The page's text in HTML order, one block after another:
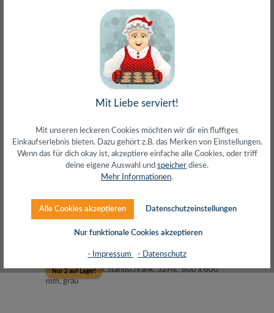
19" Server Standschrank, 42HE 800x1000 mm,
Regulärer Preis:
1.307,23 €
Nur 2 auf Lager!
Mit Liebe serviert!
Mit unseren leckeren Cookies möchten wir dir ein fluffiges
Einkaufserlebnis bieten. Dazu gehört z.B. das Merken von Einstellungen.
Wenn das für dich okay ist, akzeptiere einfache alle Cookies, oder triff
deine eigene Auswahl und speicher diese.
Mehr Informationen.
Alle Cookies akzeptieren Datenschutzeinstellungen
Nur funktionale Cookies akzeptieren
- Impressum - Datenschutz